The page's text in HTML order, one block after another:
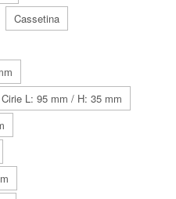
Cassetina
Cirie L: 95 mm / H: 35 mm